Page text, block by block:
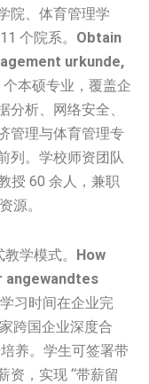
院、体育管理学
个院系。 Obtain
urkunde,
本硕专业，覆盖企
析、网络安全、
管理与体育管理专
列。学校师资团队
授 60 余人，兼职
源。
学模式。 How
angewandtes
习时间在企业完
跨国企业深度合
养。学生可签署带
资，实现 “带薪留